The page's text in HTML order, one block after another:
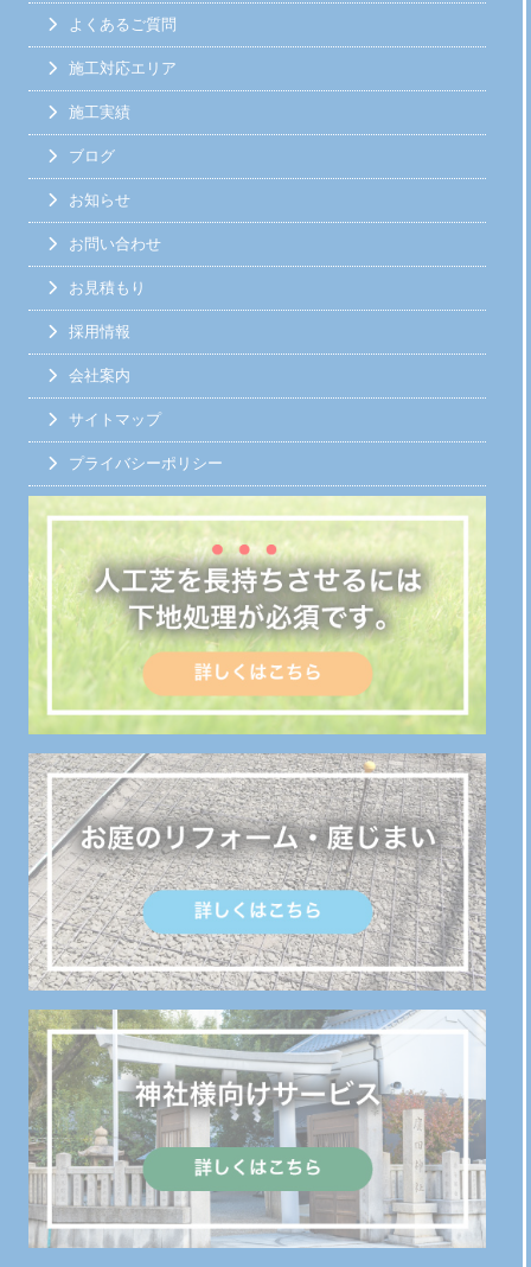
よくあるご質問
施工対応エリア
施工実績
ブログ
お知らせ
お問い合わせ
お見積もり
採用情報
会社案内
サイトマップ
プライバシーポリシー